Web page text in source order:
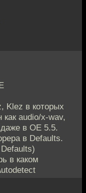
Klez в которых
как audio/x-wav,
в OE 5.5.
в Defaults.
в каком